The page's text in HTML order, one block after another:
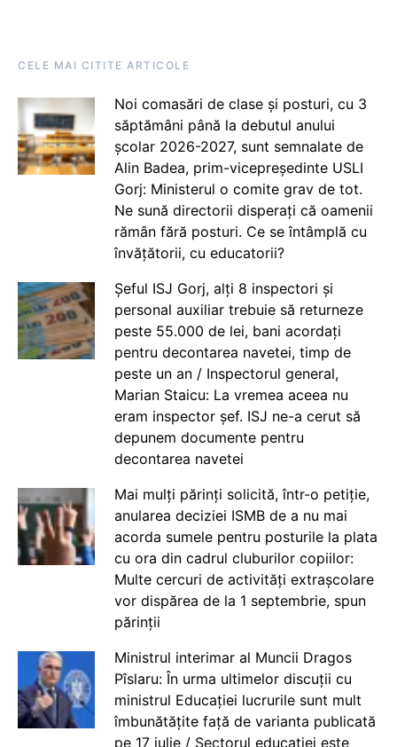
CELE MAI CITITE ARTICOLE
Noi comasări de clase și posturi, cu 3
săptămâni până la debutul anului
școlar 2026-2027, sunt semnalate de
Alin Badea, prim-vicepreședinte USLI
Gorj: Ministerul o comite grav de tot.
Ne sună directorii disperați că oamenii
rămân fără posturi. Ce se întâmplă cu
învățătorii, cu educatorii?
Șeful ISJ Gorj, alți 8 inspectori și
personal auxiliar trebuie să returneze
peste 55.000 de lei, bani acordați
pentru decontarea navetei, timp de
peste un an / Inspectorul general,
Marian Staicu: La vremea aceea nu
eram inspector șef. ISJ ne-a cerut să
depunem documente pentru
decontarea navetei
Mai mulți părinți solicită, într-o petiție,
anularea deciziei ISMB de a nu mai
acorda sumele pentru posturile la plata
cu ora din cadrul cluburilor copiilor:
Multe cercuri de activități extrașcolare
vor dispărea de la 1 septembrie, spun
părinții
Ministrul interimar al Muncii Dragos
Pîslaru: În urma ultimelor discuții cu
ministrul Educației lucrurile sunt mult
îmbunătățite față de varianta publicată
pe 17 iulie / Sectorul educației este